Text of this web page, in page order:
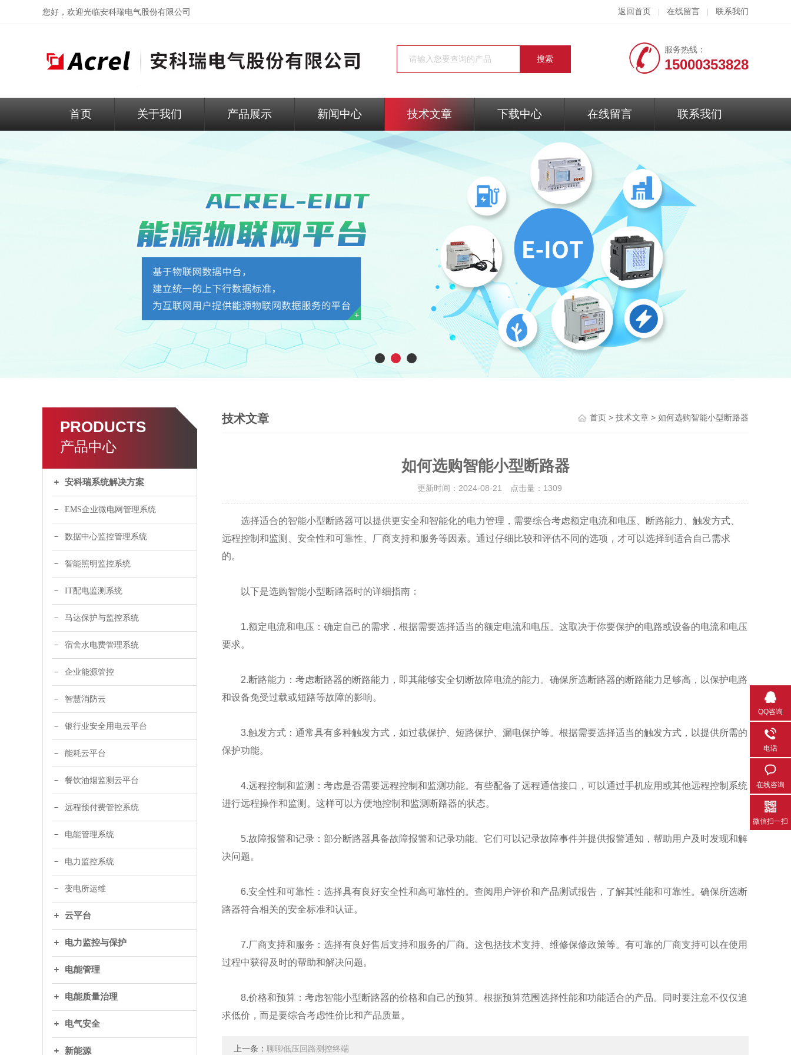
您好，欢迎光临安科瑞电气股份有限公司 返回首页 在线留言 联系我们
服务热线：
15000353828
首页 关于我们 产品展示 新闻中心 技术文章 下载中心 在线留言 联系我们
PRODUCTS
产品中心
安科瑞系统解决方案
EMS企业微电网管理系统
数据中心监控管理系统
智能照明监控系统
IT配电监测系统
马达保护与监控系统
宿舍水电费管理系统
企业能源管控
智慧消防云
银行业安全用电云平台
能耗云平台
餐饮油烟监测云平台
远程预付费管控系统
电能管理系统
电力监控系统
变电所运维
云平台
电力监控与保护
电能管理
电能质量治理
电气安全
新能源
技术文章 首页 > 技术文章 > 如何选购智能小型断路器
如何选购智能小型断路器
更新时间：2024-08-21 点击量： 1309
选择适合的智能小型断路器可以提供更安全和智能化的电力管理，需要综合考虑额定电流和电压、断路能力、触发方式、
远程控制和监测、安全性和可靠性、厂商支持和服务等因素。通过仔细比较和评估不同的选项，才可以选择到适合自己需求
的。
以下是选购智能小型断路器时的详细指南：
1.额定电流和电压：确定自己的需求，根据需要选择适当的额定电流和电压。这取决于你要保护的电路或设备的电流和电压
要求。
2.断路能力：考虑断路器的断路能力，即其能够安全切断故障电流的能力。确保所选断路器的断路能力足够高，以保护电路
和设备免受过载或短路等故障的影响。
3.触发方式：通常具有多种触发方式，如过载保护、短路保护、漏电保护等。根据需要选择适当的触发方式，以提供所需的
保护功能。
4.远程控制和监测：考虑是否需要远程控制和监测功能。有些配备了远程通信接口，可以通过手机应用或其他远程控制系统
进行远程操作和监测。这样可以方便地控制和监测断路器的状态。
5.故障报警和记录：部分断路器具备故障报警和记录功能。它们可以记录故障事件并提供报警通知，帮助用户及时发现和解
决问题。
6.安全性和可靠性：选择具有良好安全性和高可靠性的。查阅用户评价和产品测试报告，了解其性能和可靠性。确保所选断
路器符合相关的安全标准和认证。
7.厂商支持和服务：选择有良好售后支持和服务的厂商。这包括技术支持、维修保修政策等。有可靠的厂商支持可以在使用
过程中获得及时的帮助和解决问题。
8.价格和预算：考虑智能小型断路器的价格和自己的预算。根据预算范围选择性能和功能适合的产品。同时要注意不仅仅追
求低价，而是要综合考虑性价比和产品质量。
上一条： 聊聊低压回路测控终端
QQ咨询
电话
在线咨询
微信扫一扫